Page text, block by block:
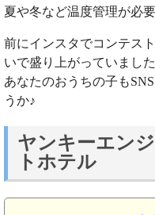
夏や冬など温度管理が必
前にインスタでコンテス
いで盛り上がっていました
あなたのおうちの子も
うか♪
ヤンキーエン
トホテル